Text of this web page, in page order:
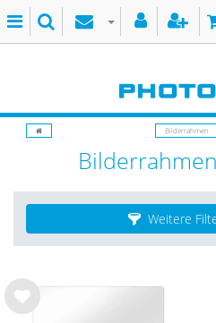
Bilderrahmen
Weitere
Wu